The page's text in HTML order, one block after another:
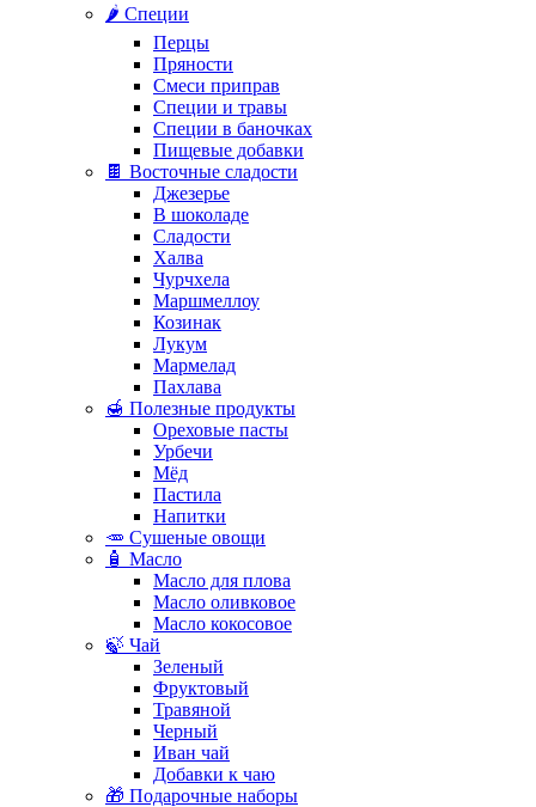
🌶️ Специи
Перцы
Пряности
Смеси приправ
Специи и травы
Специи в баночках
Пищевые добавки
🍫 Восточные сладости
Джезерье
В шоколаде
Сладости
Халва
Чурчхела
Маршмеллоу
Козинак
Лукум
Мармелад
Пахлава
🍯 Полезные продукты
Ореховые пасты
Урбечи
Мёд
Пастила
Напитки
🥕 Сушеные овощи
🧴 Масло
Масло для плова
Масло оливковое
Масло кокосовое
🍃 Чай
Зеленый
Фруктовый
Травяной
Черный
Иван чай
Добавки к чаю
🎁 Подарочные наборы